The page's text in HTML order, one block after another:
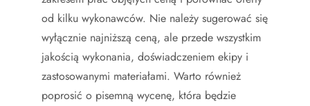
od kilku wykonawców. Nie należy sugerować się
wyłącznie najniższą ceną, ale przede wszystkim
jakością wykonania, doświadczeniem ekipy i
zastosowanymi materiałami. Warto również
poprosić o pisemną wycenę, która będzie